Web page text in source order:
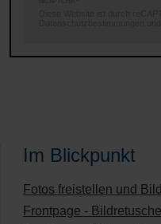
Im Blickpunkt
Fotos freistellen und
Frontpage - Bildretusche